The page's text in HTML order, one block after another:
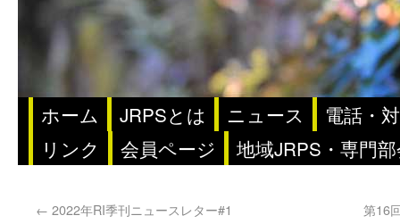
ホーム JRPSとは ニュース
電話・
リンク
会員ページ 地域JRPS・専門
← 2022年RI季刊ニュースレター#1 第16